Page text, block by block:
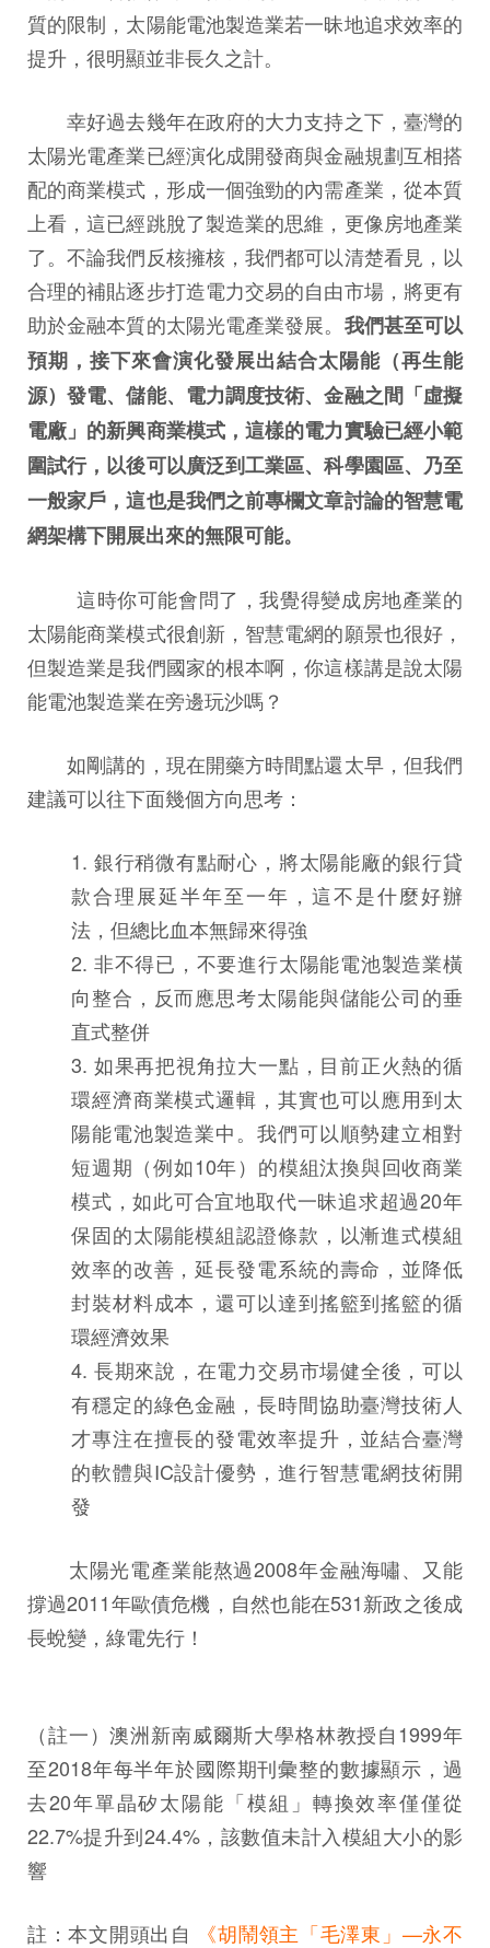
質的限制，太陽能電池製造業若一昧地追求效率的
提升，很明顯並非長久之計。
幸好過去幾年在政府的大力支持之下，臺灣的
太陽光電產業已經演化成開發商與金融規劃互相搭
配的商業模式，形成一個強勁的內需產業，從本質
上看，這已經跳脫了製造業的思維，更像房地產業
了。不論我們反核擁核，我們都可以清楚看見，以
合理的補貼逐步打造電力交易的自由市場，將更有
助於金融本質的太陽光電產業發展。 我們甚至可以
預期，接下來會演化發展出結合太陽能（再生能
源）發電、儲能、電力調度技術、金融之間「虛擬
電廠」的新興商業模式，這樣的電力實驗已經小範
圍試行，以後可以廣泛到工業區、科學園區、乃至
一般家戶，這也是我們之前專欄文章討論的智慧電
網架構下開展出來的無限可能。
這時你可能會問了，我覺得變成房地產業的
太陽能商業模式很創新，智慧電網的願景也很好，
但製造業是我們國家的根本啊，你這樣講是說太陽
能電池製造業在旁邊玩沙嗎？
如剛講的，現在開藥方時間點還太早，但我們
建議可以往下面幾個方向思考：
1. 銀行稍微有點耐心，將太陽能廠的銀行貸
款合理展延半年至一年，這不是什麼好辦
法，但總比血本無歸來得強
2. 非不得已，不要進行太陽能電池製造業橫
向整合，反而應思考太陽能與儲能公司的垂
直式整併
3. 如果再把視角拉大一點，目前正火熱的循
環經濟商業模式邏輯，其實也可以應用到太
陽能電池製造業中。我們可以順勢建立相對
短週期（例如10年）的模組汰換與回收商業
模式，如此可合宜地取代一昧追求超過20年
保固的太陽能模組認證條款，以漸進式模組
效率的改善，延長發電系統的壽命，並降低
封裝材料成本，還可以達到搖籃到搖籃的循
環經濟效果
4. 長期來說，在電力交易市場健全後，可以
有穩定的綠色金融，長時間協助臺灣技術人
才專注在擅長的發電效率提升，並結合臺灣
的軟體與IC設計優勢，進行智慧電網技術開
發
太陽光電產業能熬過2008年金融海嘯、又能
撐過2011年歐債危機，自然也能在531新政之後成
長蛻變，綠電先行！
（註一）澳洲新南威爾斯大學格林教授自1999年
至2018年每半年於國際期刊彙整的數據顯示，過
去20年單晶矽太陽能「模組」轉換效率僅僅從
22.7%提升到24.4%，該數值未計入模組大小的影
響
註：本文開頭出自
《胡鬧領主「毛澤東」—永不